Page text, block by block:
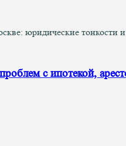
юридические тонкости и
с ипотекой,